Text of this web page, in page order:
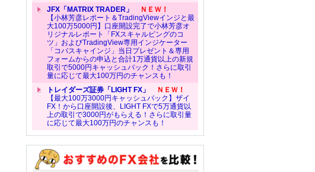
JFX「MATRIX TRADER」
ＮＥＷ！
【小林芳彦レポート＆TradingViewインジと最
大100万5000円】口座開設完了で小林芳彦オ
リジナルレポート「FXスキャルピングのコ
ツ」およびTradingView専用インジケーター
「コバスキャインジ」当日プレゼント＆専用
フォームからの申込と合計1万通貨以上の新規
取引で5000円キャッシュバック！さらに取引
量に応じて最大100万円のチャンスも！
トレイダーズ証券「LIGHT FX」
ＮＥＷ！
【最大100万3000円キャッシュバック】ザイ
FX！から口座開設後、LIGHT FXで5万通貨以
上の取引で3000円がもらえる！さらに取引量
に応じて最大100万円のチャンスも！